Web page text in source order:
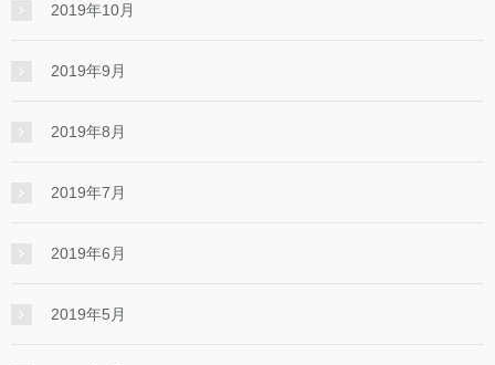
2019年10月
2019年9月
2019年8月
2019年7月
2019年6月
2019年5月